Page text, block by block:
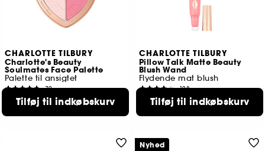
CHARLOTTE TILBURY
Charlotte's Beauty
Soulmates Face Palette
Palette til ansigtet
79
469,00 KR
Tilføj til indkøbskurv
CHARLOTTE TILBURY
Pillow Talk Matte Beauty
Blush Wand
Flydende mat blush
128
290,00 KR
Tilføj til indkøbskurv
Nyhed